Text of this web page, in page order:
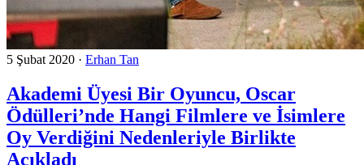
5 Şubat 2020 · Erhan Tan
Akademi Üyesi Bir Oyuncu, Oscar
Ödülleri’nde Hangi Filmlere ve İsimlere
Oy Verdiğini Nedenleriyle Birlikte
Açıkladı